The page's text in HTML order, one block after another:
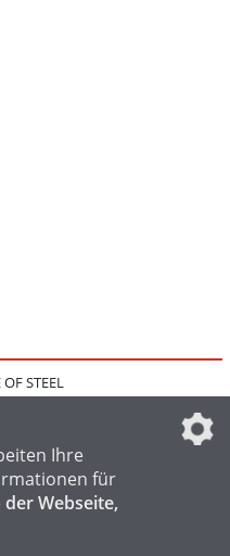
STEEL
IMPRESSUM
Ihre
für
Webseite,